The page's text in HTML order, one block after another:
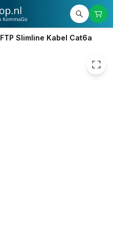
FTP Slimline Kabel Cat6a